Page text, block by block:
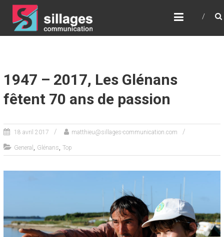
SILLAGES
COMMUNICATION
Communication – Relations Presse – Digital –
1947 – 2017, Les Glénans
fêtent 70 ans de passion
18 avril 2017 matthieu@sillages-communication.com
General , Glénans, Top